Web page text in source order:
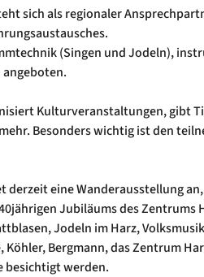
sich als regionaler
(Singen und Jodeln),
Kulturveranstaltungen, gibt
Besonders wichtig ist den
derzeit eine Wanderausstellung
Jubiläums des
Jodeln im Harz,
Köhler, Bergmann, das Zentrum
besichtigt werden.